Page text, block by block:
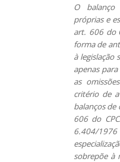
O balanço
próprias e
art. 606 do
forma de
à legislação
apenas
as
critério de
balanços de
606 do
6.404/
sobrepõe à